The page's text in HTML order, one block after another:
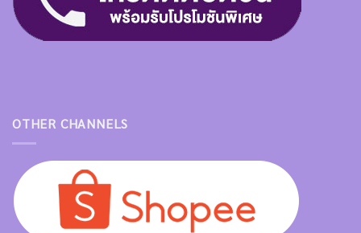
OTHER CHANNELS